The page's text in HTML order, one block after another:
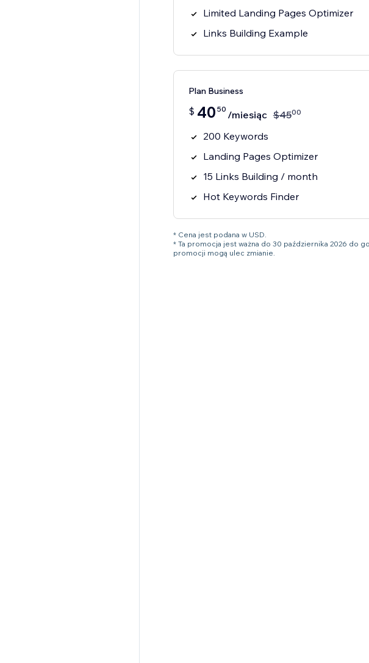
Limited Landing Pages Optimizer
Links Building Example
Plan Business
$ 40 50 /miesiąc $4500
200 Keywords
Landing Pages Optimizer
15 Links Building / month
Hot Keywords Finder
* Cena jest podana w USD.
* Ta promocja jest ważna do 30 października 2026 do
promocji mogą ulec zmianie.